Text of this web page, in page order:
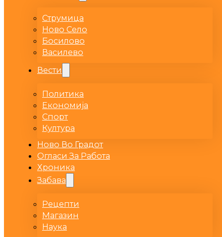
Струмица
Ново Село
Босилово
Василево
Вести
Политика
Економија
Спорт
Култура
Ново Во Градот
Огласи За Работа
Хроника
Забава
Рецепти
Магазин
Наука